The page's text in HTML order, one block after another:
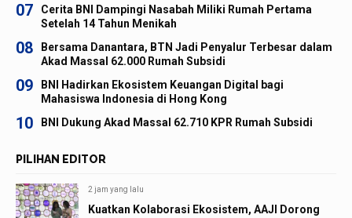
07
Cerita BNI Dampingi Nasabah Miliki Rumah Pertama
Setelah 14 Tahun Menikah
08
Bersama Danantara, BTN Jadi Penyalur Terbesar dalam
Akad Massal 62.000 Rumah Subsidi
09
BNI Hadirkan Ekosistem Keuangan Digital bagi
Mahasiswa Indonesia di Hong Kong
10 BNI Dukung Akad Massal 62.710 KPR Rumah Subsidi
PILIHAN EDITOR
2 jam yang lalu
Kuatkan Kolaborasi Ekosistem, AAJI Dorong